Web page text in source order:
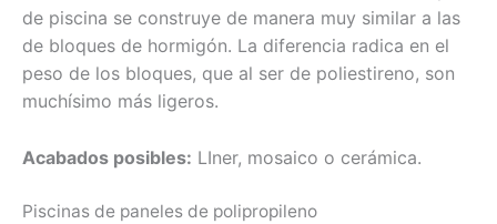
de piscina se construye de manera muy similar a las
de bloques de hormigón. La diferencia radica en el
peso de los bloques, que al ser de poliestireno, son
muchísimo más ligeros.
Acabados posibles: LIner, mosaico o cerámica.
Piscinas de paneles de polipropileno